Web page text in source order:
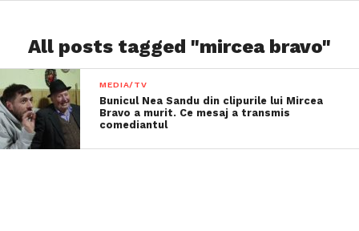
All posts tagged "mircea bravo"
MEDIA/TV
Bunicul Nea Sandu din clipurile lui Mircea
Bravo a murit. Ce mesaj a transmis
comediantul